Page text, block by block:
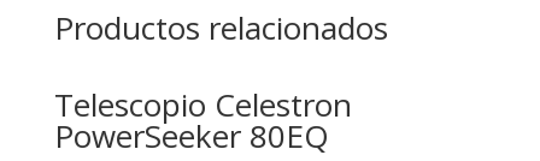
Productos relacionados
Telescopio Celestron
PowerSeeker 80EQ